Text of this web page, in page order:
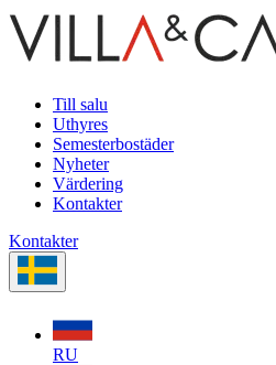
Till salu
Uthyres
Semesterbostäder
Nyheter
Värdering
Kontakter
Kontakter
RU